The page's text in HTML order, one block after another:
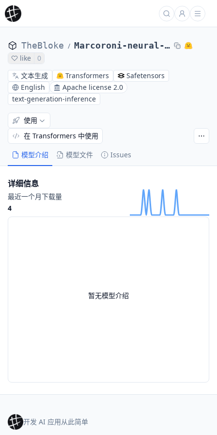
TheBloke / Marcoroni-neural-chat-7B-v1-GPTQ
like
0
文本生成
Transformers
Safetensors
English
Apache license 2.0
text-generation-inference
模型介绍 模型文件 Issues
使用
在 Transformers 中使用
暂无模型介绍
详细信息
最近一个月下载量
4
开发 AI 应用从此简单